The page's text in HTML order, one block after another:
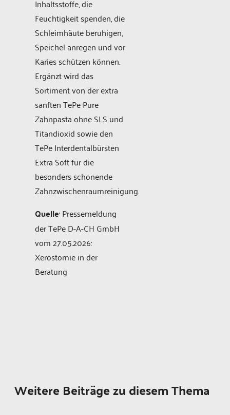
Inhaltsstoffe, die
Feuchtigkeit spenden, die
Schleimhäute beruhigen,
Speichel anregen und vor
Karies schützen können.
Ergänzt wird das
Sortiment von der extra
sanften TePe Pure
Zahnpasta ohne SLS und
Titandioxid sowie den
TePe Interdentalbürsten
Extra Soft für die
besonders schonende
Zahnzwischenraumreinigung.
Quelle: Pressemeldung
der TePe D-A-CH GmbH
vom 27.05.2026:
Xerostomie in der
Beratung
Weitere Beiträge zu diesem Thema